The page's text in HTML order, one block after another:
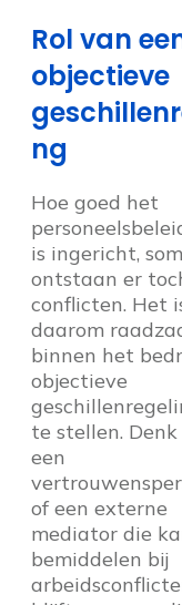
Rol van
objectieve
ng
Hoe goed het
is ingericht,
ontstaan er
conflicten. Het
daarom
binnen het
objectieve
te stellen. Denk
een
of een externe
mediator die
bemiddelen bij